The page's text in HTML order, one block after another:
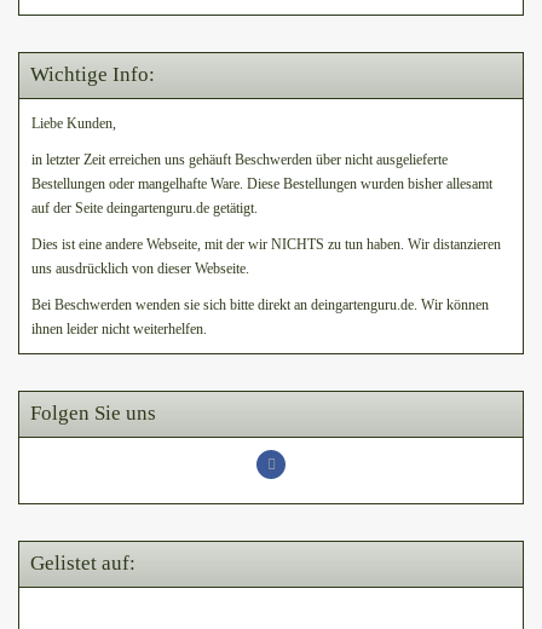
Wichtige Info:
Liebe Kunden,
in letzter Zeit erreichen uns gehäuft Beschwerden über nicht ausgelieferte
Bestellungen oder mangelhafte Ware. Diese Bestellungen wurden bisher allesamt
auf der Seite deingartenguru.de getätigt.
Dies ist eine andere Webseite, mit der wir NICHTS zu tun haben. Wir distanzieren
uns ausdrücklich von dieser Webseite.
Bei Beschwerden wenden sie sich bitte direkt an deingartenguru.de. Wir können
ihnen leider nicht weiterhelfen.
Folgen Sie uns
Gelistet auf: